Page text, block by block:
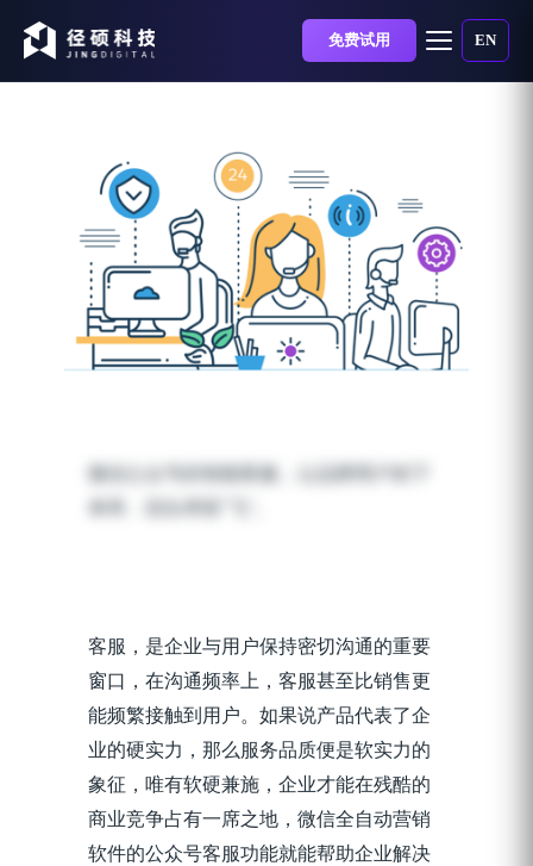
免费试用 EN
的客服需求？微信全自动
营销软件了解一下！
发布时间：2019-08-02 | 阅读时长：5 分钟
微信公众号的智能客服，
客服，是企业与用户保持密切沟通的重要
窗口， 在沟通频率 上，客服甚至比销售更
能频繁接触到用户。 如果说产品代表了企
业的硬实力，那么服务品质便是软实力的
象征，唯有软硬兼施，企业才能在残酷的
商业竞争占有一席之地 ，微信全自动营销
软件的公众号客服功能就能帮助企业解决